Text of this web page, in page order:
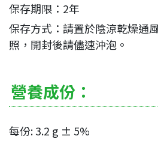
保存期限：2年
保存方式：請置於陰涼乾燥通
照，開封後請儘速沖泡。
營養成份：
每份: 3.2 g ± 5%